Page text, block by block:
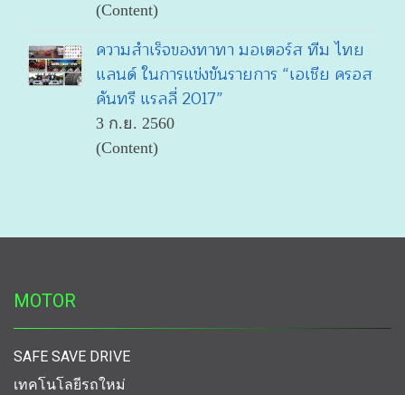
(Content)
ความสำเร็จของทาทา มอเตอร์ส ทีม ไทย
แลนด์ ในการแข่งขันรายการ “เอเชีย ครอส
คันทรี แรลลี่ 2017”
3 ก.ย. 2560
(Content)
MOTOR
SAFE SAVE DRIVE
เทคโนโลยีรถใหม่